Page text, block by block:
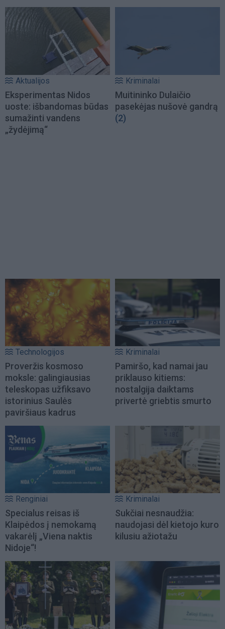
Aktualijos
Eksperimentas Nidos
uoste: išbandomas būdas
sumažinti vandens
„žydėjimą“
Kriminalai
Muitininko Dulaičio
pasekėjas nušovė gandrą
(2)
Technologijos
Proveržis kosmoso
moksle: galingiausias
teleskopas užfiksavo
istorinius Saulės
paviršiaus kadrus
Kriminalai
Pamiršo, kad namai jau
priklauso kitiems:
nostalgija daiktams
privertė griebtis smurto
Renginiai
Specialus reisas iš
Klaipėdos į nemokamą
vakarėlį „Viena naktis
Nidoje“!
Kriminalai
Sukčiai nesnaudžia:
naudojasi dėl kietojo kuro
kilusiu ažiotažu